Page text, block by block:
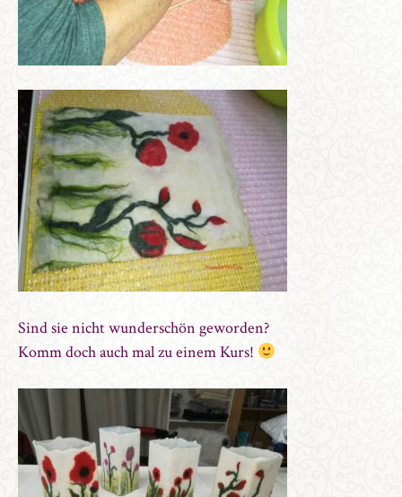
Sind sie nicht wunderschön geworden?
Komm doch auch mal zu einem Kurs!